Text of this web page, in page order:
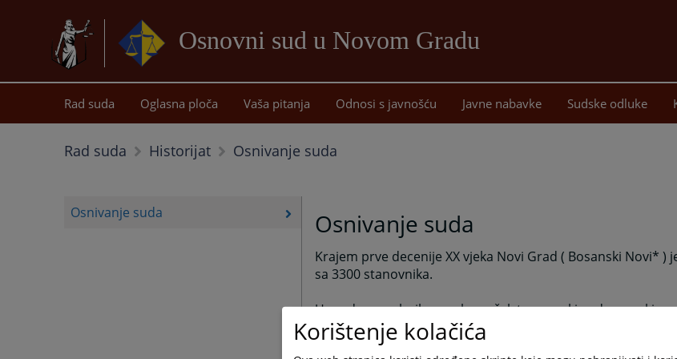
Osnovni sud u Novom Gradu
sadržaj
Rad suda Oglasna ploča Vaša pitanja Odnosi s javnošću Javne nabavke Sudske odluke
Rad suda Historijat Osnivanje suda
Osnivanje suda Osnivanje suda
Krajem prve decenije XX vjeka Novi Grad ( Bosanski Novi* )
sa 3300 stanovnika.
U gradu se nalazilo seosko načelstvo, sreski sud, poreski
straža, pošta i željeznička stanica na prvoj
Korištenje kolačića